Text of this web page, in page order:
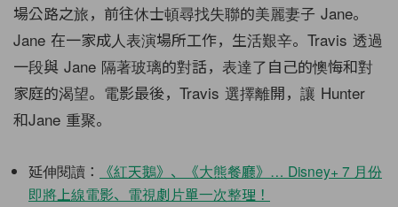
場公路之旅，前往休士頓尋找失聯的美麗妻子 Jane。
Jane 在一家成人表演場所工作，生活艱辛。Travis 透過
一段與 Jane 隔著玻璃的對話，表達了自己的懊悔和對
家庭的渴望。電影最後，Travis 選擇離開，讓 Hunter
和Jane 重聚。
延伸閱讀：
《紅天鵝》、《大熊餐廳》… Disney+ 7 月份
即將上線電影、電視劇片單一次整理！